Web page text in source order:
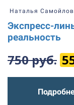
Наталья
Экспресс-
реальность
750 руб.